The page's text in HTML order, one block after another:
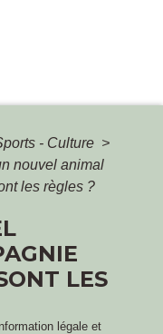
- Culture >
nouvel animal
les règles ?
LES
légale et